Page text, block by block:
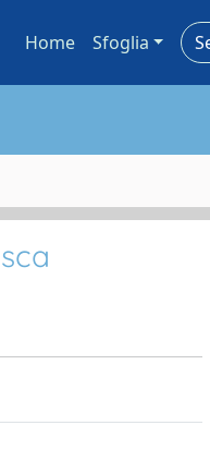
Home Sfoglia